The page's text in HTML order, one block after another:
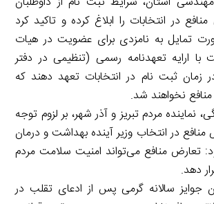
در انتخابات را ابلاغ کرده و تاکید کرد
تمایل به نامزدی برای عضویت در هیات
با ارایه تعهدنامه رسمی (تنظیمی در دفتر
زمان ثبت نام در انتخابات تعهد دهند که
نخواهند شد.
نماینده مردم تبریز و آذر شهر، بر لزوم توجه
در انتخاب وزیر آینده بهداشت و درمان
تعارض منافع می‌تواند امنیت سلامت مردم
دهد.
جوایز سالانه گرمی پس از ادعای تقلب در